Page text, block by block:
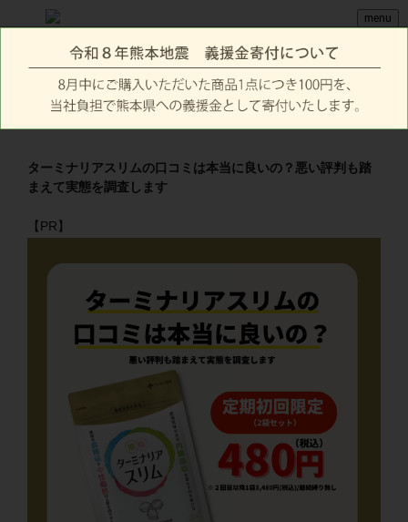
menu
ターミナリアスリムの口コミは本当に良いの？悪い評判も踏
まえて実態を調査します
【PR】